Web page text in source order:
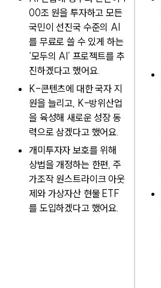
00조 원을 투자하고 모든
국민이 선진국 수준의 AI
를 무료로 쓸 수 있게 하는
‘모두의 AI’ 프로젝트를 추
진하겠다고 했어요.
K-콘텐츠에 대한 국자 지
원을 늘리고, K-방위산업
을 육성해 새로운 성장 동
력으로 삼겠다고 했어요.
개미투자자 보호를 위해
상법을 개정하는 한편, 주
가조작 원스트라이크 아웃
제와 가상자산 현물 ETF
를 도입하겠다고 했어요.